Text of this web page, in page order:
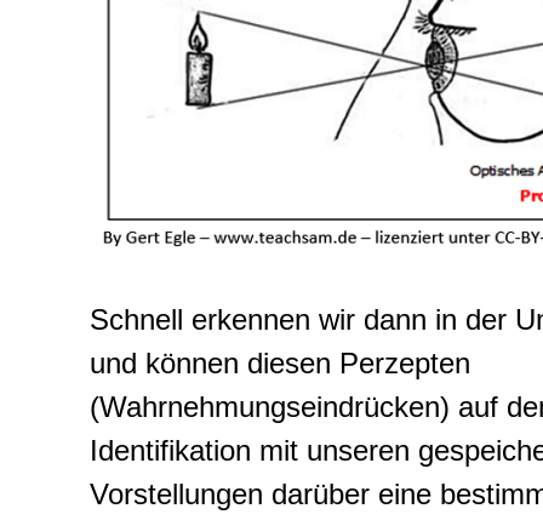
Schnell erkennen wir dann in der
und können diesen Perzepten
(Wahrnehmungseindrücken) auf
Identifikation mit unseren
Vorstellungen darüber eine